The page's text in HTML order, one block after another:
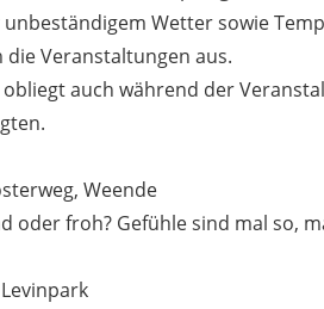
unbeständigem Wetter sowie
die Veranstaltungen aus.
auch während der
Weende
oder froh? Gefühle sind mal so,